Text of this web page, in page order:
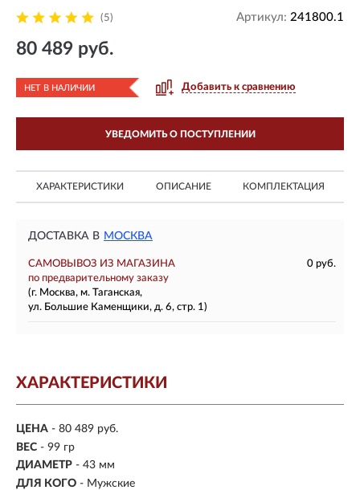
(5) Артикул: 241800.1
80 489 руб.
НЕТ В НАЛИЧИИ Добавить к сравнению
УВЕДОМИТЬ О ПОСТУПЛЕНИИ
ХАРАКТЕРИСТИКИ ОПИСАНИЕ КОМПЛЕКТАЦИЯ
ДОСТАВКА В МОСКВА
САМОВЫВОЗ ИЗ МАГАЗИНА
0 руб.
по предварительному заказу
(г. Москва, м. Таганская,
ул. Большие Каменщики, д. 6, стр. 1)
ХАРАКТЕРИСТИКИ
ЦЕНА - 80 489 руб.
ВЕС - 99 гр
ДИАМЕТР - 43 мм
ДЛЯ КОГО - Мужские